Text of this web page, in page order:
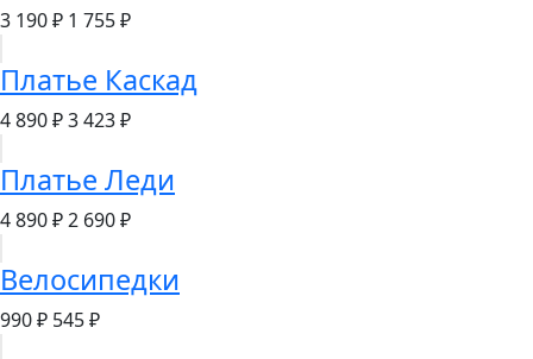
3 190 ₽ 1 755 ₽
Платье Каскад
4 890 ₽3 423 ₽
Платье Леди
4 890 ₽2 690 ₽
Велосипедки
990 ₽ 545 ₽